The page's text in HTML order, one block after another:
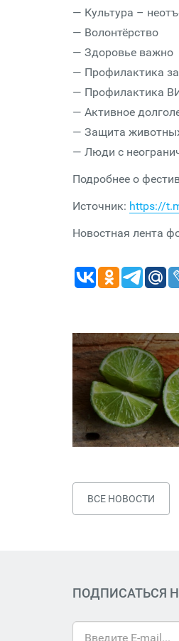
— Культура –
— Волонтёрство
— Здоровье важно
— Профилактика
— Профилактика
— Активное
— Защита
— Люди с
Подробнее о
Источник: https://
Новостная лента
ВСЕ НОВОСТИ
ПОДПИСАТЬСЯ